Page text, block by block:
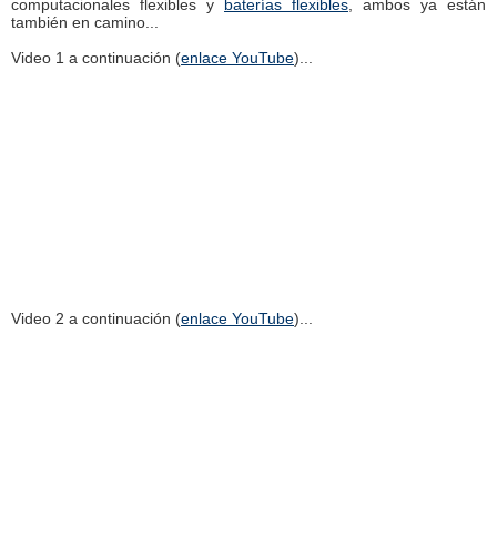
computacionales flexibles y baterías flexibles , ambos ya están
también en camino...
Video 1 a continuación (enlace YouTube)...
Video 2 a continuación (enlace YouTube)...